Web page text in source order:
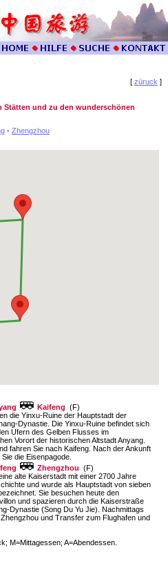
[ züruck ]
Stätten und zu den wunderschönen
- Zhengzhou
Kaifeng (F)
die Yinxu-Ruine der Hauptstadt der
Dynastie. Die Yinxu-Ruine befindet sich
Ufern des Gelben Flusses im
Vorort der historischen Altstadt Anyang.
fahren Sie nach Kaifeng. Nach der Ankunft
die Eisenpagode.
Zhengzhou (F)
alte Kaiserstadt mit einer 2700 Jahre
und wurde als Hauptstadt von sieben
Sie besuchen heute den
und spazieren durch die Kaiserstraße
Dynastie (Song Du Yu Jie). Nachmittags
und Transfer zum Flughafen und
M=Mittagessen; A=Abendessen.